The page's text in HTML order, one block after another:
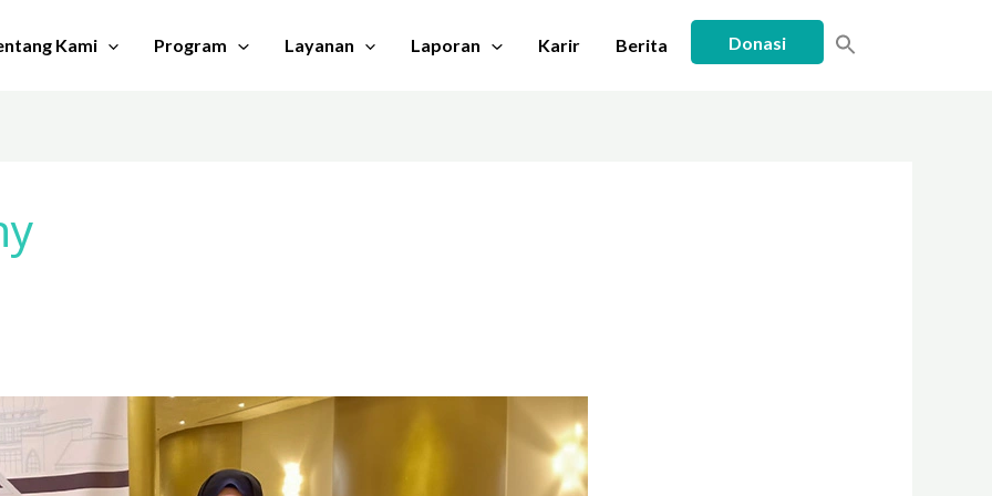
Kami Program Layanan Laporan Karir Berita Donasi